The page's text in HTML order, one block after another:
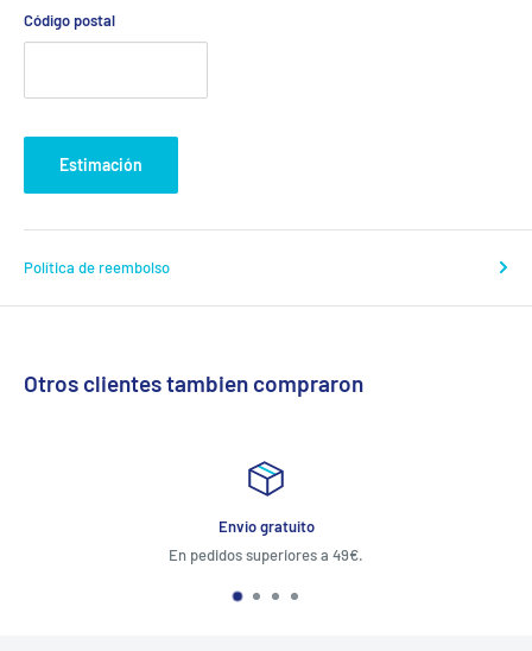
Código postal
Estimación
Política de reembolso
Otros clientes tambien compraron
Envio gratuito
En pedidos superiores a 49€.